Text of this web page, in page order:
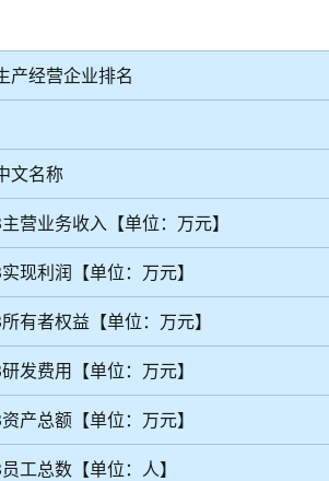
产经营企业排名
文名称
营业务收入【单位：万元】
现利润【单位：万元】
有者权益【单位：万元】
发费用【单位：万元】
产总额【单位：万元】
工总数【单位：人】